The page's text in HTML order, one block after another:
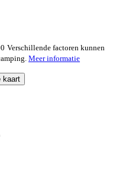
Verschillende factoren kunnen
Meer informatie
kaart